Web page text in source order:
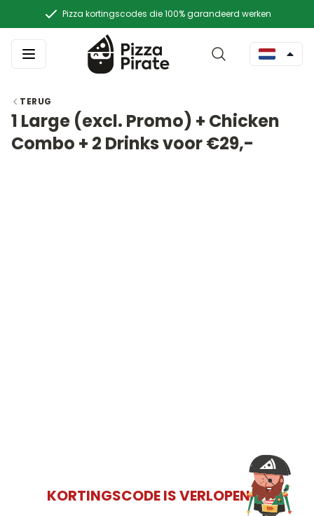
Pizza kortingscodes die 100% garandeerd werken
TERUG
1 Large (excl. Promo) + Chicken
Combo + 2 Drinks voor €29,-
KORTINGSCODE IS VERLOPEN 😞